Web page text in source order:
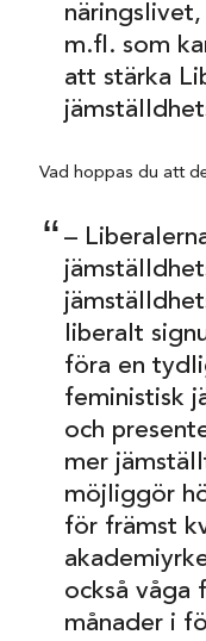
m.fl. som
att stärka
Vad hoppas du att
–
liberalt
föra en
feministisk
och
mer
möjliggör
för främst
också våga
månader i